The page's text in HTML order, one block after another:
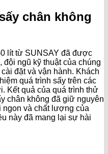
chân không
lít từ SUNSAY đã được
ngũ kỹ thuật của chúng
đặt và vận hành. Khách
quá trình sấy trên các
Kết quả của quá trình thử
chân không đã giữ nguyên
và chất lượng của
này đã mang lại sự hài